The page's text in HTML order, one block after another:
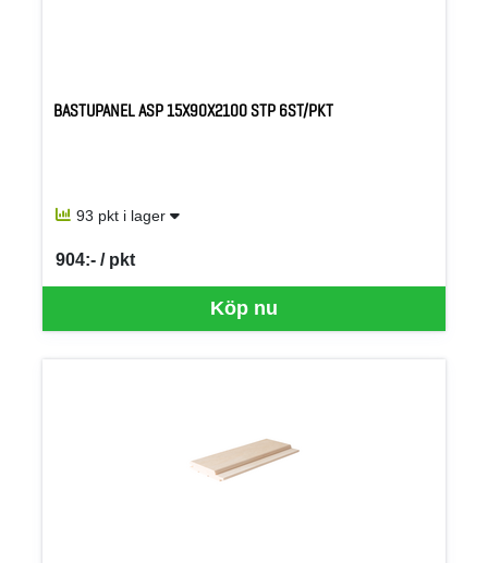
BASTUPANEL ASP 15X90X2100 STP 6ST/PKT
93 pkt i lager
Köp nu
904:- / pkt
SEK per PKT